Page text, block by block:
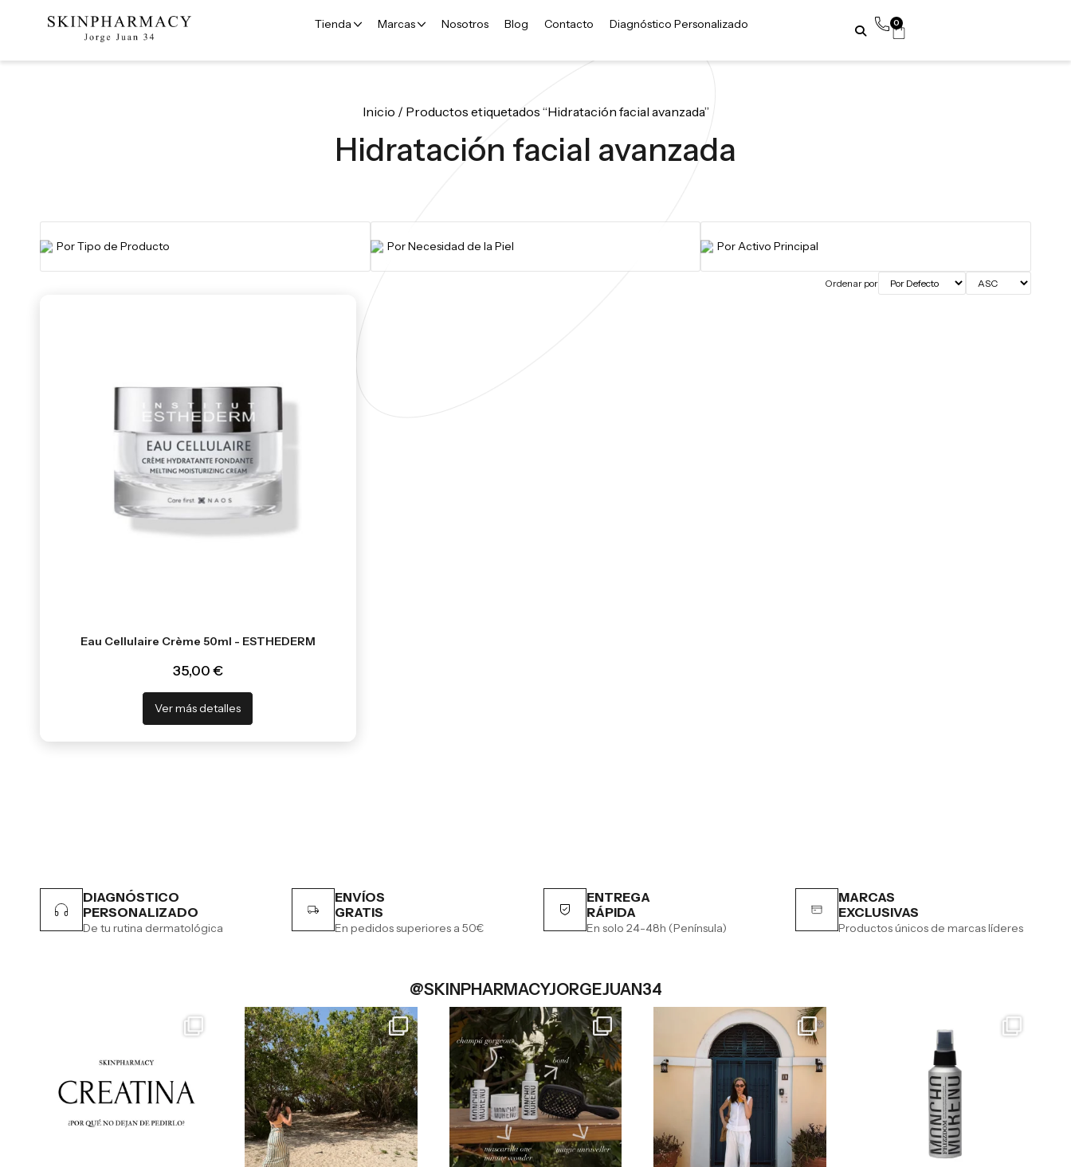
Tienda Marcas Nosotros Blog Contacto Diagnóstico Personalizado 0
Inicio / Productos etiquetados “Hidratación facial avanzada”
Hidratación facial avanzada
Ordenar por
Eau Cellulaire Crème 50ml - ESTHEDERM
35,00 €
Ver más detalles
DIAGNÓSTICO
PERSONALIZADO
De tu rutina dermatológica
ENVÍOS
GRATIS
En pedidos superiores a 50€
ENTREGA
RÁPIDA
En solo 24-48h (Península)
MARCAS
EXCLUSIVAS
Productos únicos de marcas líderes
@SKINPHARMACYJORGEJUAN34